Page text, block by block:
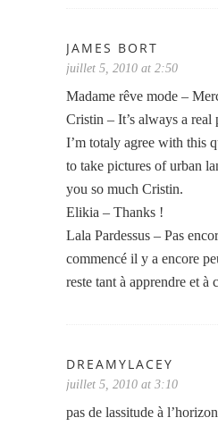
JAMES BORT
juillet 5, 2010 at 2:50
Madame rêve mode –
Cristin – It’s always a real
I’m totaly agree with this
to take pictures of urban
you so much Cristin.
Elikia – Thanks !
Lala Pardessus – Pas
commencé il y a encore
reste tant à apprendre et à
DREAMYLACEY
juillet 5, 2010 at 3:10
pas de lassitude à